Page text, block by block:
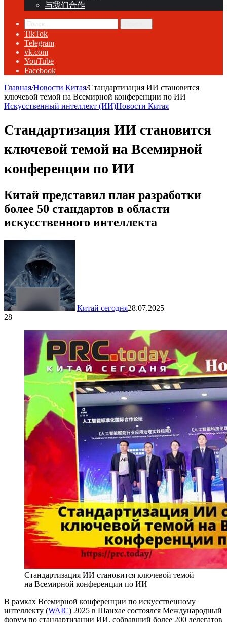
与我们合作
TikTok
Telegram
vk.com
YouTube
Facebook
Главная/Новости Китая/Стандартизация ИИ становится
ключевой темой на Всемирной конференции по ИИ
Искусственный интеллект (ИИ)Новости Китая
Стандартизация ИИ становится
ключевой темой на Всемирной
конференции по ИИ
Китай представил план разработки
более 50 стандартов в области
искусственного интеллекта
Китай сегодня28.07.2025
28
Стандартизация ИИ становится ключевой темой
на Всемирной конференции по ИИ
В рамках Всемирной конференции по искусственному
интеллекту (WAIC) 2025 в Шанхае состоялся Международный
форум по стандартизации ИИ, собравший более 200 делегатов